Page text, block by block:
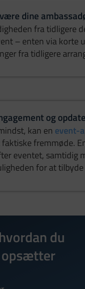
dine
fra tidligere
– enten via korte
fra tidligere
og
kan en event-
fremmøde.
eventet, samtidig
for at
du
opsætter